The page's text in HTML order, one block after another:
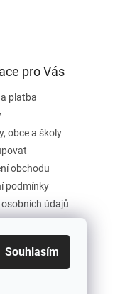
Souhlasím
pro Vás
platba
obce a školy
obchodu
podmínky
údajů